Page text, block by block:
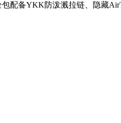
配备YKK防泼溅拉链、隐藏